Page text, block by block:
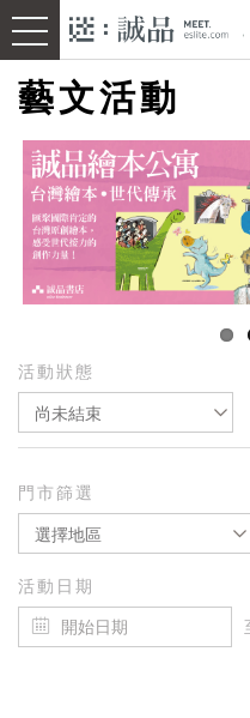
藝文活動
活動狀態
尚未結束
門市篩選
選擇地區
活動日期